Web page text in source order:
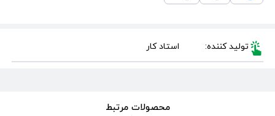
تولید کننده: استاد کار
محصولات مرتبط